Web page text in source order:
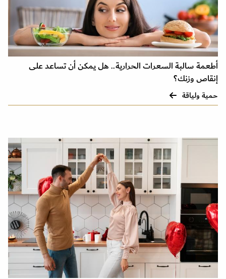
أطعمة سالبة السعرات الحرارية.. هل يمكن أن تساعد على
إنقاص وزنك؟
حمية ولياقة